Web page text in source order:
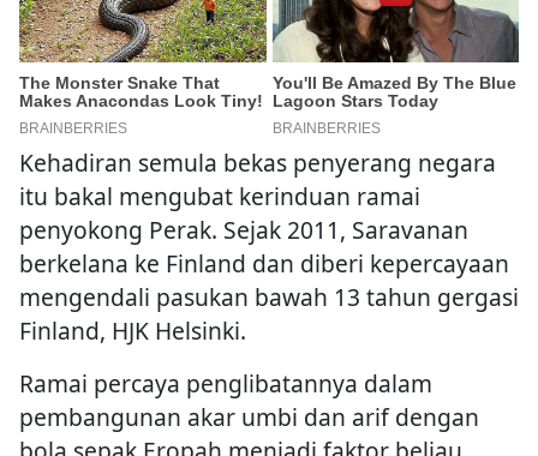
Kehadiran semula bekas penyerang negara
itu bakal mengubat kerinduan ramai
penyokong Perak. Sejak 2011, Saravanan
berkelana ke Finland dan diberi kepercayaan
mengendali pasukan bawah 13 tahun gergasi
Finland, HJK Helsinki.
Ramai percaya penglibatannya dalam
pembangunan akar umbi dan arif dengan